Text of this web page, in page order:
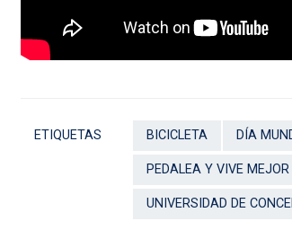
ETIQUETAS BICICLETA DÍA
PEDALEA Y VIVE MEJOR
UNIVERSIDAD DE